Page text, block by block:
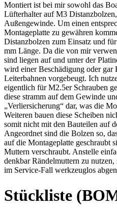
Montiert ist bei mir sowohl das
Lüfterhalter auf M3
Außengewinde. Um einen
Montageplatte zu gewähren
Distanzbolzen zum Einsatz und
mm Länge. Da die von mir
sind liegen auf und unter der
wird einer Beschädigung oder gar
Leiterbahnen vorgebeugt. Ich
eigentlich für M2.5er Schrauben
diese stramm auf dem Gewinde
„Verliersicherung“ dar, was die
Weiteren bauen diese Scheiben
somit nicht mit den Bauteilen auf
Angeordnet sind die Bolzen so,
auf die Montageplatte geschraubt
Muttern verschraubt. Anstelle
denkbar Rändelmuttern zu
im Service-Fall werkzeuglos
Stückliste